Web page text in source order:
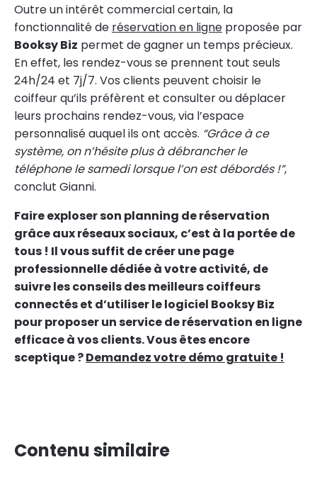
Outre un intérêt commercial certain, la
fonctionnalité de réservation en ligne proposée par
Booksy Biz permet de gagner un temps précieux.
En effet, les rendez-vous se prennent tout seuls
24h/24 et 7j/7. Vos clients peuvent choisir le
coiffeur qu’ils préfèrent et consulter ou déplacer
leurs prochains rendez-vous, via l’espace
personnalisé auquel ils ont accès. “Grâce à ce
système, on n’hésite plus à débrancher le
téléphone le samedi lorsque l’on est débordés !”,
conclut Gianni.
Faire exploser son planning de réservation
grâce aux réseaux sociaux, c’est à la portée de
tous ! Il vous suffit de créer une page
professionnelle dédiée à votre activité, de
suivre les conseils des meilleurs coiffeurs
connectés et d’utiliser le logiciel Booksy Biz
pour proposer un service de réservation en ligne
efficace à vos clients. Vous êtes encore
sceptique ?Demandez votre démo gratuite !
Contenu similaire